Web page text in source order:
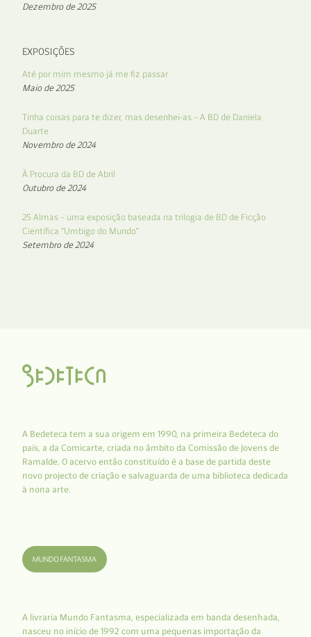
Dezembro de 2025
EXPOSIÇÕES
Até por mim mesmo já me fiz passar
Maio de 2025
Tinha coisas para te dizer, mas desenhei-as – A BD de Daniela
Duarte
Novembro de 2024
À Procura da BD de Abril
Outubro de 2024
25 Almas – uma exposição baseada na trilogia de BD de Ficção
Científica “Umbigo do Mundo”
Setembro de 2024
A Bedeteca tem a sua origem em 1990, na primeira Bedeteca do
país, a da Comicarte, criada no âmbito da Comissão de Jovens de
Ramalde. O acervo então constituído é a base de partida deste
novo projecto de criação e salvaguarda de uma biblioteca dedicada
à nona arte.
A livraria Mundo Fantasma, especializada em banda desenhada,
nasceu no início de 1992 com uma pequenas importação da